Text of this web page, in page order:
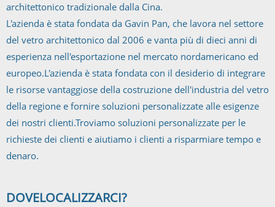
architettonico tradizionale dalla Cina.
L'azienda è stata fondata da Gavin Pan, che lavora nel settore
del vetro architettonico dal 2006 e vanta più di dieci anni di
esperienza nell'esportazione nel mercato nordamericano ed
europeo.L'azienda è stata fondata con il desiderio di integrare
le risorse vantaggiose della costruzione dell'industria del vetro
della regione e fornire soluzioni personalizzate alle esigenze
dei nostri clienti.Troviamo soluzioni personalizzate per le
richieste dei clienti e aiutiamo i clienti a risparmiare tempo e
denaro.
DOVELOCALIZZARCI?